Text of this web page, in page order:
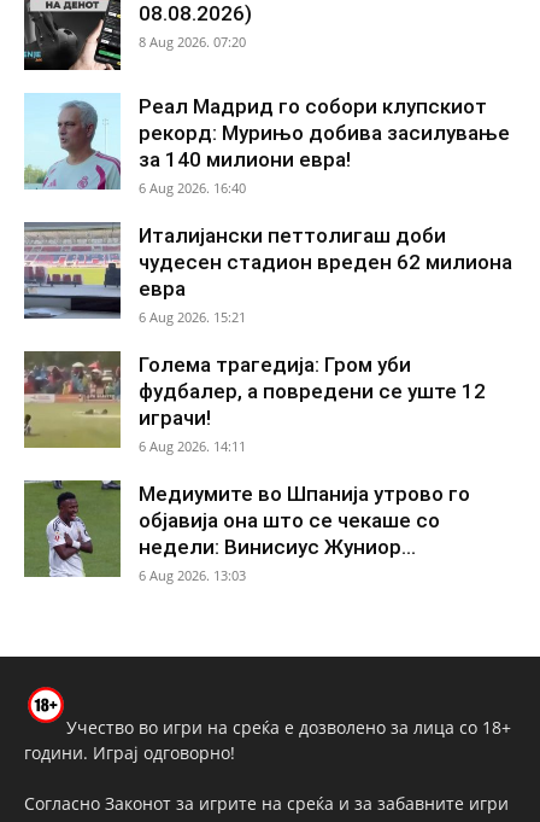
08.08.2026)
8 Aug 2026. 07:20
Реал Мадрид го собори клупскиот
рекорд: Мурињо добива засилување
за 140 милиони евра!
6 Aug 2026. 16:40
Италијански петтолигаш доби
чудесен стадион вреден 62 милиона
евра
6 Aug 2026. 15:21
Голема трагедија: Гром уби
фудбалер, а повредени се уште 12
играчи!
6 Aug 2026. 14:11
Медиумите во Шпанија утрово го
објавија она што се чекаше со
недели: Винисиус Жуниор...
6 Aug 2026. 13:03
Учество во игри на среќа е дозволено за лица со 18+
години. Играј одговорно!
Согласно Законот за игрите на среќа и за забавните игри